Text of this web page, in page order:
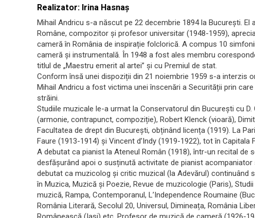
Realizator: Irina Hasnaș
Mihail Andricu s-a născut pe 22 decembrie 1894 la București.
Române, compozitor și profesor universitar (1948-1959),
cameră în România de inspirație folclorică. A compus 10
cameră și instrumentală. În 1948 a fost ales membru
titlul de „Maestru emerit al artei” și cu Premiul de stat.
Conform însă unei dispoziții din 21 noiembrie 1959 s-a interzis
Mihail Andricu a fost victima unei înscenări a Securității prin
străini.
Studiile muzicale le-a urmat la Conservatorul din București cu
(armonie, contrapunct, compoziție), Robert Klenck (vioară),
Facultatea de drept din București, obținând licența (1919). La
Faure (1913-1914) și Vincent d’Indy (1919-1922), tot în
A debutat ca pianist la Ateneul Român (1918), într-un recital de
desfășurând apoi o susținută activitate de pianist
debutat ca muzicolog și critic muzical (la Adevărul) continuând
în Muzica, Muzică și Poezie, Revue de muzicologie (Paris),
muzică, Rampa, Contemporanul, L’Independence Roumaine
România Literară, Secolul 20, Universul, Dimineața, România